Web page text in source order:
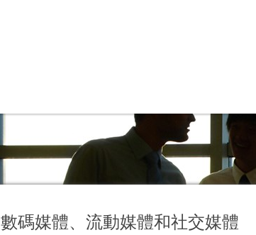
數碼媒體、流動媒體和社交媒體